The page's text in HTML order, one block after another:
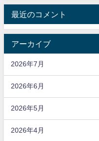
最近のコメント
アーカイブ
2026年7月
2026年6月
2026年5月
2026年4月